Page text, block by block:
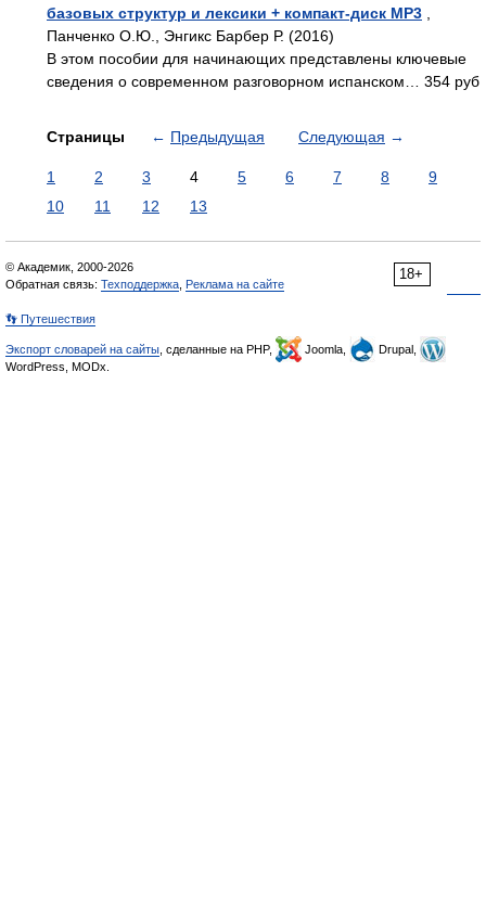
базовых структур и лексики + компакт-диск MP3
Панченко О.Ю., Энгикс Барбер Р. (2016)
В этом пособии для начинающих представлены ключевые
сведения о современном разговорном испанском… 354 руб
Страницы ← Предыдущая Следующая →
1 2 3 4 5 6 7 8
9
10
11 12 13
18+
© Академик, 2000-2026
Обратная связь: Техподдержка Реклама на сайте
👣 Путешествия
Экспорт словарей на сайты , сделанные на PHP, Joomla,
Drupal,
WordPress, MODx.